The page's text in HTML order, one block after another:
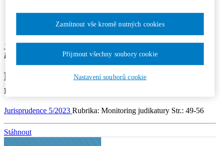
Redakce
Jan Tryzna
Pracoviště autora: Právnická fakulta Univerzity Karlovy v Praze
Monitoring judikatury soudů České
republiky
Jurisprudence 5/2023 Rubrika: Monitoring judikatury Str.: 49-56
Stáhnout
Nastavení souborů cookie
Zamítnout vše kromě nutných cookies
Přijmout všechny soubory cookie